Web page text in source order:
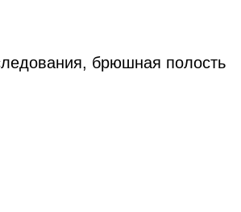
брюшная полость